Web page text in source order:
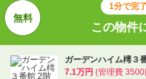
1分で完
この物件
1分で完
この物件
ガーデンハイム樗３
7.1万円 (管理費